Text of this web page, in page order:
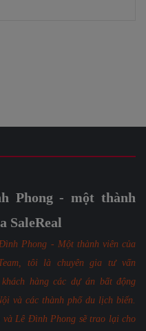
Phong - một thành
SaleReal
Phong - Một thành viên của
tôi là chuyên gia tư vấn
hàng các dự án bất động
và các thành phố du lịch biển.
và Lê Đình Phong sẽ trao lại cho